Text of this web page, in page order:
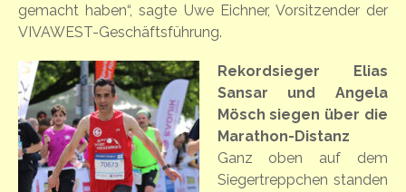
gemacht haben“, sagte Uwe Eichner, Vorsitzender der
VIVAWEST-Geschäftsführung.
Rekordsieger Elias
Sansar und Angela
Mösch siegen über die
Marathon-Distanz
Ganz oben auf dem
Siegertreppchen standen